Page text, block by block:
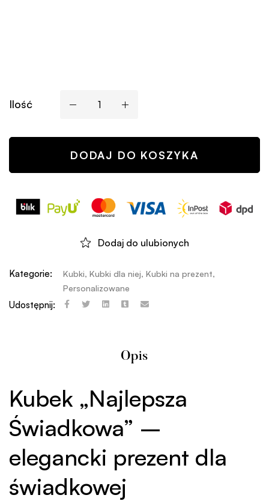
Ilość
DODAJ DO KOSZYKA
Dodaj do ulubionych
Kategorie: Kubki, Kubki dla niej, Kubki na prezent,
Personalizowane
Udostępnij:
Opis
Kubek „Najlepsza
Świadkowa” –
elegancki prezent dla
świadkowej